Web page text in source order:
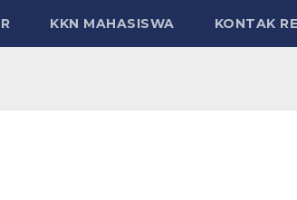
KKN MAHASISWA KONTAK